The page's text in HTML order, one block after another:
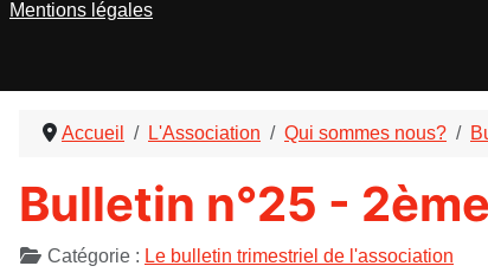
Accueil L'Association Qui sommes nous?
Bulletin n°25 -
DétailsCatégorie : Le bulletin trimestriel de l'association
Mentions légales